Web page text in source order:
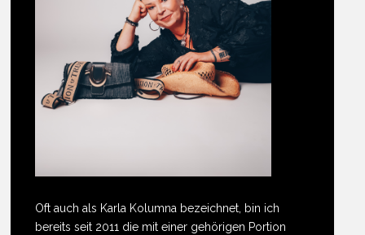
Oft auch als Karla Kolumna bezeichnet, bin ich
bereits seit 2011 die mit einer gehörigen Portion